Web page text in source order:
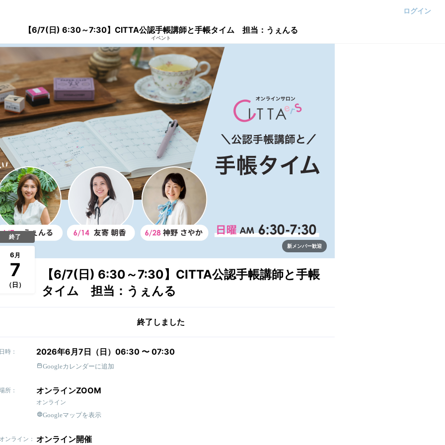
ログイン
【6/7(日) 6:30～7:30】CITTA公認手帳講師と手帳タイム 担当：うぇんる
イベント
新メンバー歓迎
終了
6月
7
（日）
【6/7(日) 6:30～7:30】CITTA公認手帳講師と手帳
タイム 担当：うぇんる
終了しました
日時： 2026年6月7日（日）06:30 〜 07:30
Googleカレンダーに追加
所： オンラインZOOM
オンライン
Googleマップを表示
オンライン： オンライン開催